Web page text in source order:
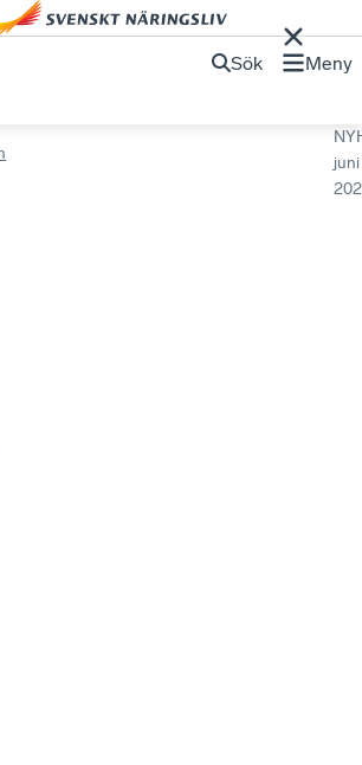
Sök Meny
juni